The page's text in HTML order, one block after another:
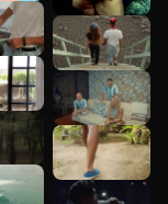
Meer
bekijken